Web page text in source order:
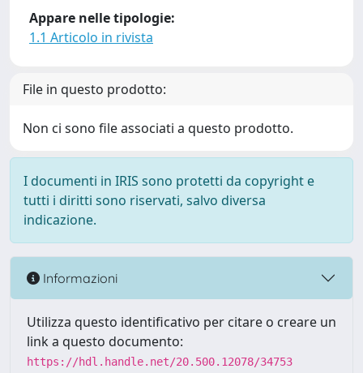
Appare nelle tipologie:
1.1 Articolo in rivista
File in questo prodotto:
Non ci sono file associati a questo prodotto.
I documenti in IRIS sono protetti da copyright e
tutti i diritti sono riservati, salvo diversa
indicazione.
Informazioni
Utilizza questo identificativo per citare o creare un
link a questo documento:
https://hdl.handle.net/20.500.12078/34753